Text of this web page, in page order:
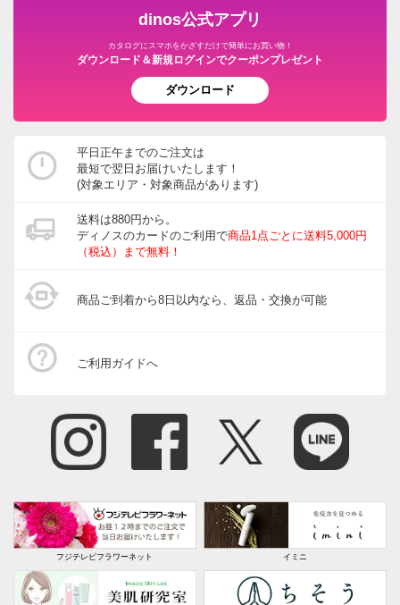
dinos公式アプリ
カタログにスマホをかざすだけで簡単にお買い物！
ダウンロード＆新規ログインでクーポンプレゼント
ダウンロード
平日正午までのご注文は
最短で翌日お届けいたします！
(対象エリア・対象商品があります)
送料は880円から。
ディノスのカードのご利用で商品1点ごとに送料5,000円
（税込）まで無料！
商品ご到着から8日以内なら、返品・交換が可能
ご利用ガイドへ
フジテレビフラワーネット イミニ